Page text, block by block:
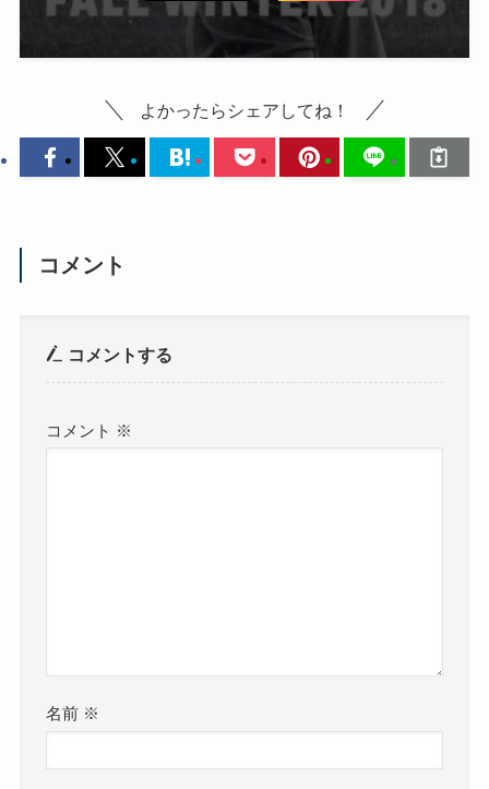
よかったらシェアしてね！
コメント
コメントする
コメント ※
名前 ※